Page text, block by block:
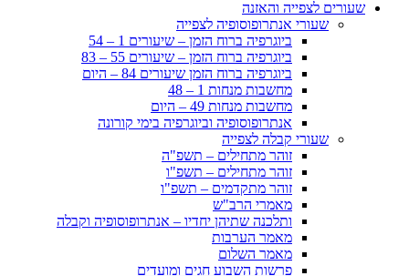
שעורים לצפייה והאזנה
שעורי אנתרופוסופיה לצפייה
ביוגרפיה ברוח הזמן – שיעורים 1 – 54
ביוגרפיה ברוח הזמן – שיעורים 55 – 83
ביוגרפיה ברוח הזמן שיעורים 84 – היום
מחשבות מנחות 1 – 48
מחשבות מנחות 49 – היום
אנתרופוסופיה וביוגרפיה בימי קורונה
שעורי קבלה לצפייה
זוהר מתחילים – תשפ"ה
זוהר מתחילים – תשפ"ו
זוהר מתקדמים – תשפ"ו
מאמרי הרב"ש
ותלכנה שתיהן יחדיו – אנתרופוסופיה וקבלה
מאמר הערבות
מאמר השלום
פרשות השבוע חגים ומועדים